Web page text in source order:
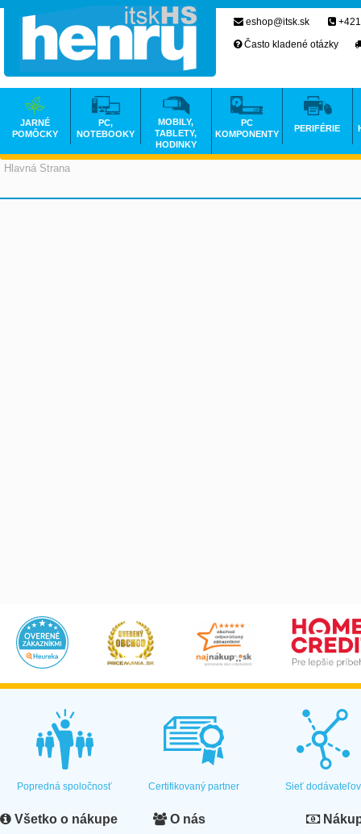
Hlavná Strana
eshop@itsk.sk
Často kladené otázky
JARNÉ
POMÔCKY
PC,
NOTEBOOKY
MOBILY,
TABLETY,
HODINKY
PC
KOMPONENTY
PERIFÉRIE
Popredná spoločnosť Certifikovaný partner Sieť dodávateľov
Všetko o nákupe O nás